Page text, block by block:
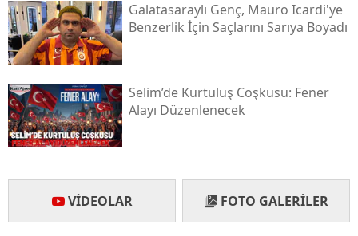
Galatasaraylı Genç, Mauro Icardi'ye
Benzerlik İçin Saçlarını Sarıya Boyadı
Selim’de Kurtuluş Coşkusu: Fener
Alayı Düzenlenecek
VIDEOLAR FOTO GALERILER